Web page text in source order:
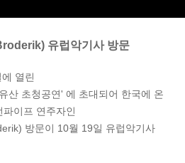
유럽악기사 방문
열린
산 초청공연' 에 초대되어 한국에 온
이프 연주자인
방문이 10월 19일 유럽악기사